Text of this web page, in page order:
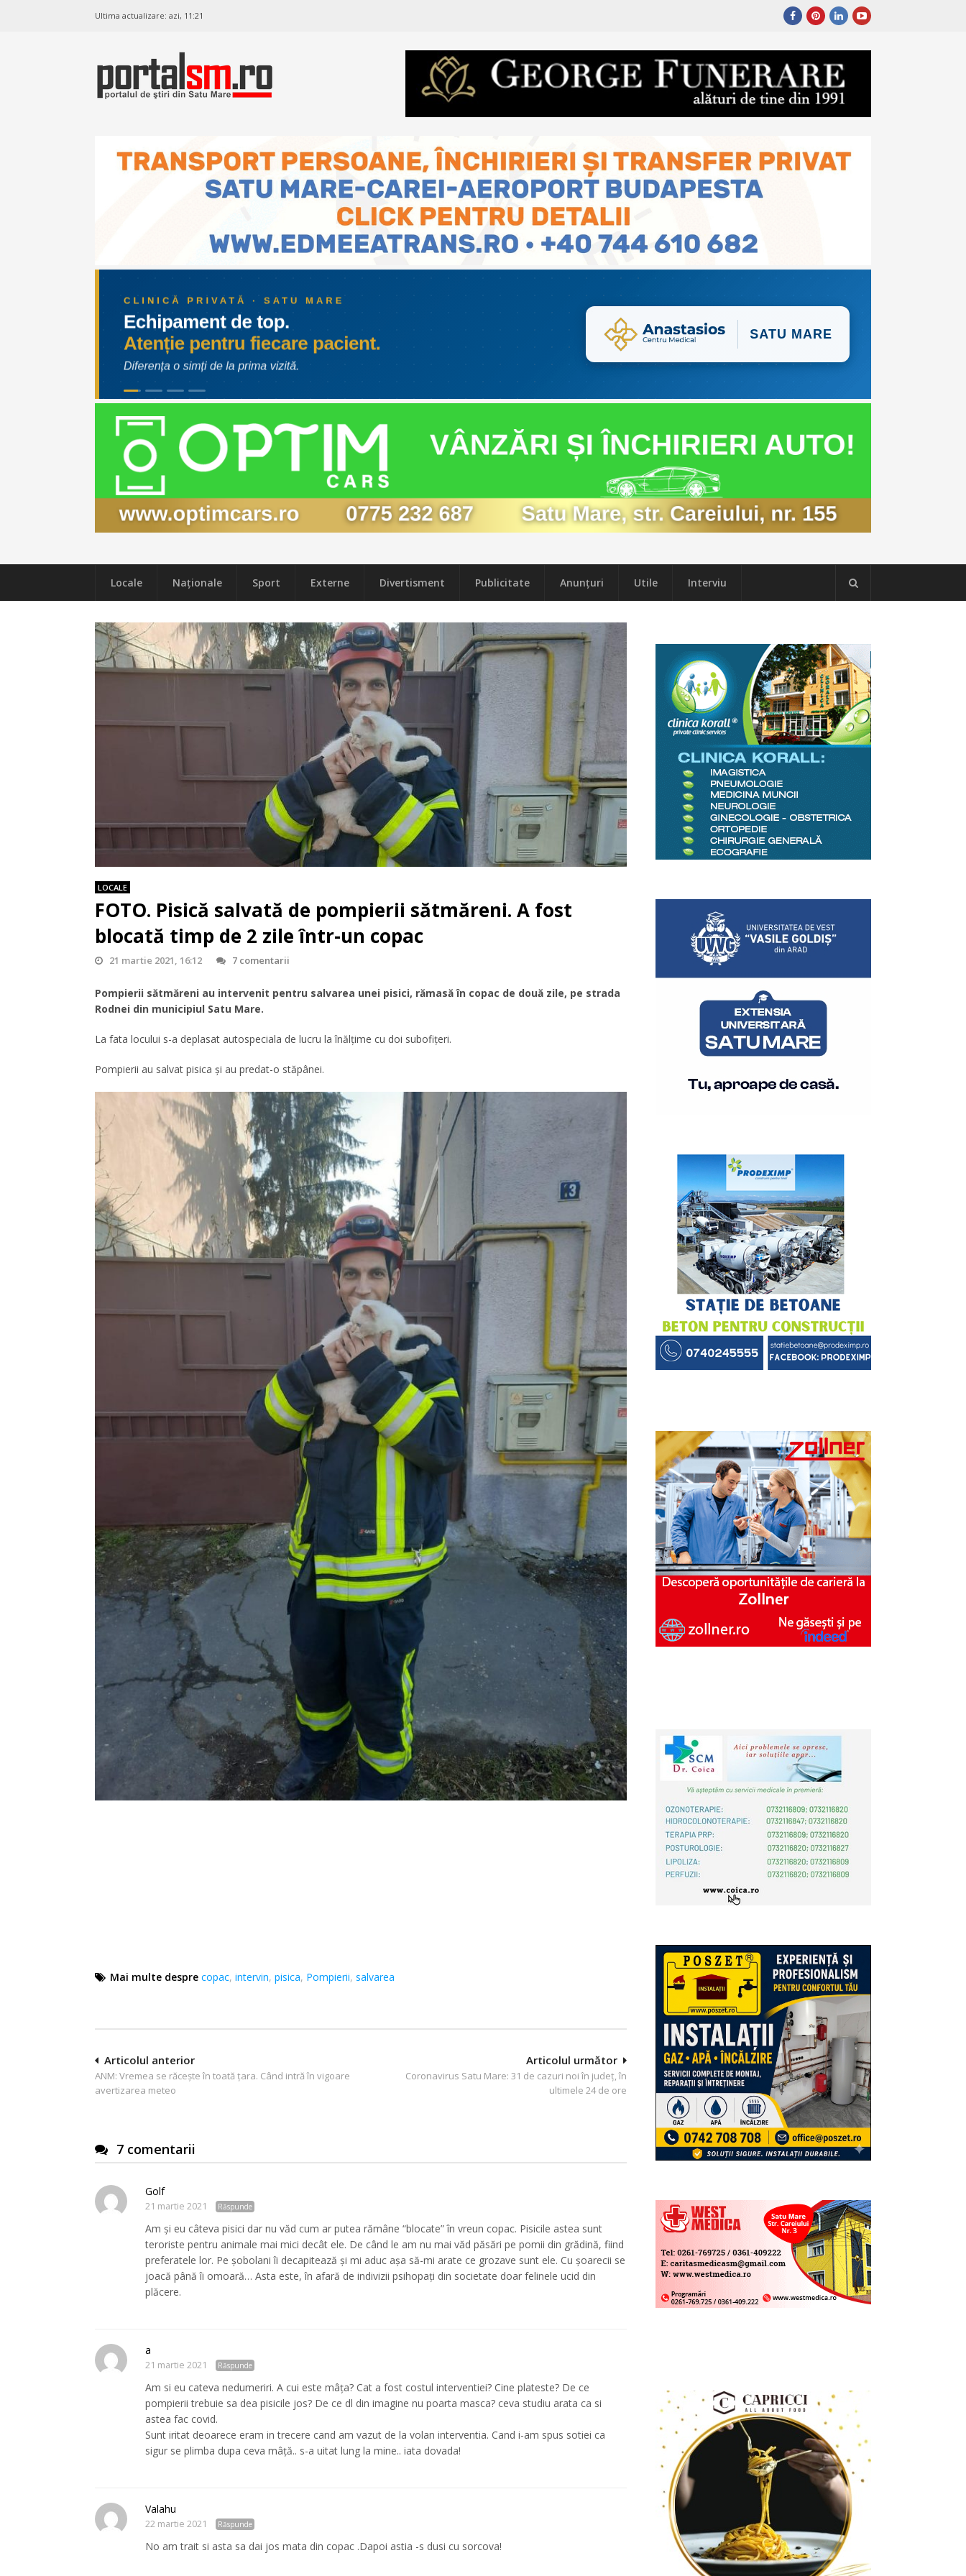
Ultima actualizare: azi, 11:21
Locale Naţionale Sport Externe Divertisment Publicitate Anunțuri Utile Interviu
LOCALE
FOTO. Pisică salvată de pompierii sătmăreni. A fost
blocată timp de 2 zile într-un copac
21 martie 2021, 16:12 7 comentarii
Pompierii sătmăreni au intervenit pentru salvarea unei pisici, rămasă în copac de două zile, pe strada
Rodnei din municipiul Satu Mare.
La fata locului s-a deplasat autospeciala de lucru la înălțime cu doi subofițeri.
Pompierii au salvat pisica și au predat-o stăpânei.
Mai multe despre copac, intervin, pisica, Pompierii, salvarea
Navigare
în
Articolul următor
Coronavirus Satu Mare: 31 de cazuri noi în județ, în
ultimele 24 de ore
Articolul anterior
ANM: Vremea se răcește în toată țara. Când intră în vigoare
avertizarea meteo
7 comentarii
Golf
21 martie 2021 Răspunde
Am și eu câteva pisici dar nu văd cum ar putea rămâne “blocate” în vreun copac. Pisicile astea sunt
teroriste pentru animale mai mici decât ele. De când le am nu mai văd păsări pe pomii din grădină, fiind
preferatele lor. Pe șobolani îi decapitează și mi aduc așa să-mi arate ce grozave sunt ele. Cu șoarecii se
joacă până îi omoară… Asta este, în afară de indivizii psihopați din societate doar felinele ucid din
plăcere.
a
21 martie 2021 Răspunde
Am si eu cateva nedumeriri. A cui este mâța? Cat a fost costul interventiei? Cine plateste? De ce
pompierii trebuie sa dea pisicile jos? De ce dl din imagine nu poarta masca? ceva studiu arata ca si
astea fac covid.
Sunt iritat deoarece eram in trecere cand am vazut de la volan interventia. Cand i-am spus sotiei ca
sigur se plimba dupa ceva mâță.. s-a uitat lung la mine.. iata dovada!
Valahu
22 martie 2021 Răspunde
No am trait si asta sa dai jos mata din copac .Dapoi astia -s dusi cu sorcova!